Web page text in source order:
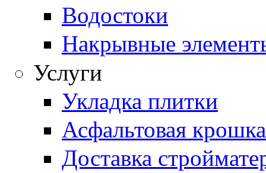
Водостоки
Накрывные
Услуги
Укладка плитки
Асфальтовая крошка
Доставка